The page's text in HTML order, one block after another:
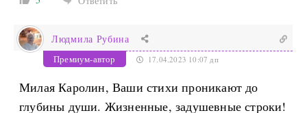
Людмила Рубина
Премиум-автор 17.04.2023 10:07 дп
Милая Каролин, Ваши стихи проникают до
глубины души. Жизненные, задушевные строки!